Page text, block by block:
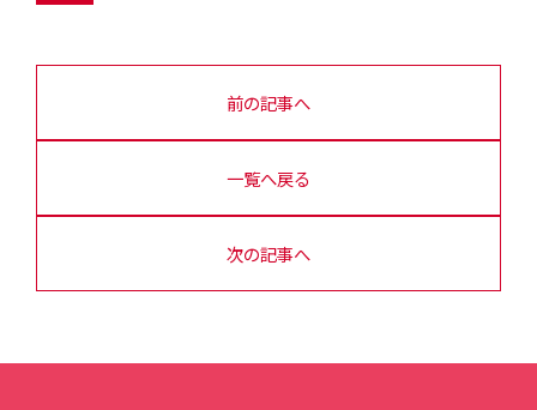
前の記事へ
一覧へ戻る
次の記事へ